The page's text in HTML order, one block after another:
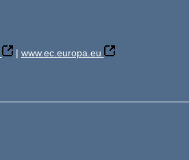
| www.ec.europa.eu